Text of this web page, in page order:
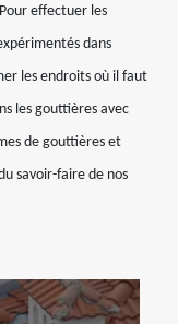
effectuer les
dans
les endroits où il faut
les gouttières avec
de gouttières et
savoir-faire de nos